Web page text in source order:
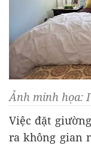
Ảnh minh họa:
Việc đặt
ra không gian